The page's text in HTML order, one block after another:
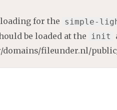
for the simple-
be loaded at the init
domains/fileunder.nl/